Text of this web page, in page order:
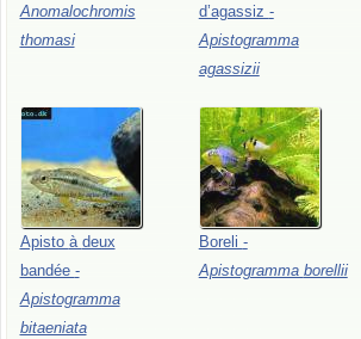
Anomalochromis
thomasi
d’agassiz -
Apistogramma
agassizii
Apisto à deux
bandée -
Apistogramma
bitaeniata
Boreli -
Apistogramma borellii